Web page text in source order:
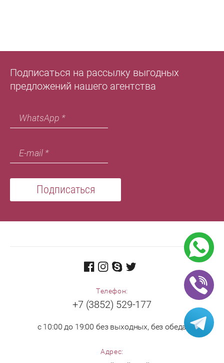
Подписаться на рассылку выгодных
предложений нашего агентства
Подписаться
Телефон:
+7 (3852) 529-177
с 10:00 до 19:00 без выходных, без обеда
Адрес: